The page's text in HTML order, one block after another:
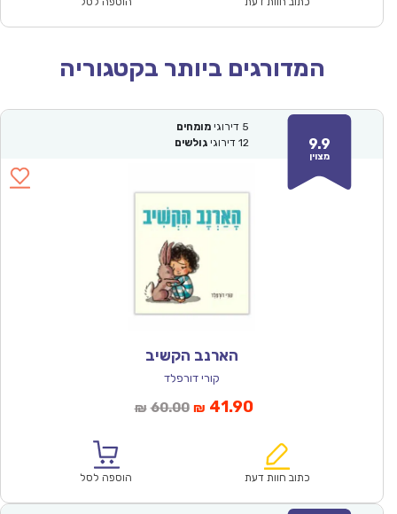
המדורגים ביותר בקטגוריה
9.9
מצוין
5 דירוגי מומחים
12 דירוגי גולשים
הארנב הקשיב
קורי דורפלד
₪ 60.00המחיר
₪60.00.
₪ 41.90המחיר
הוא:
כתוב חוות דעת הוספה לסל